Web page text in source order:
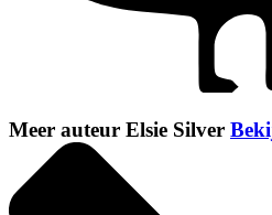
Meer auteur Elsie Silver